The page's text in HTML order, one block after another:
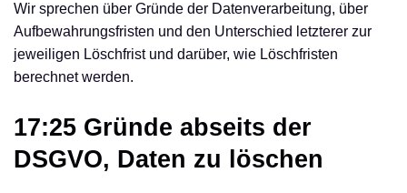
Wir sprechen über Gründe der Datenverarbeitung, über
Aufbewahrungsfristen und den Unterschied letzterer zur
jeweiligen Löschfrist und darüber, wie Löschfristen
berechnet werden.
17:25 Gründe abseits der
DSGVO, Daten zu löschen